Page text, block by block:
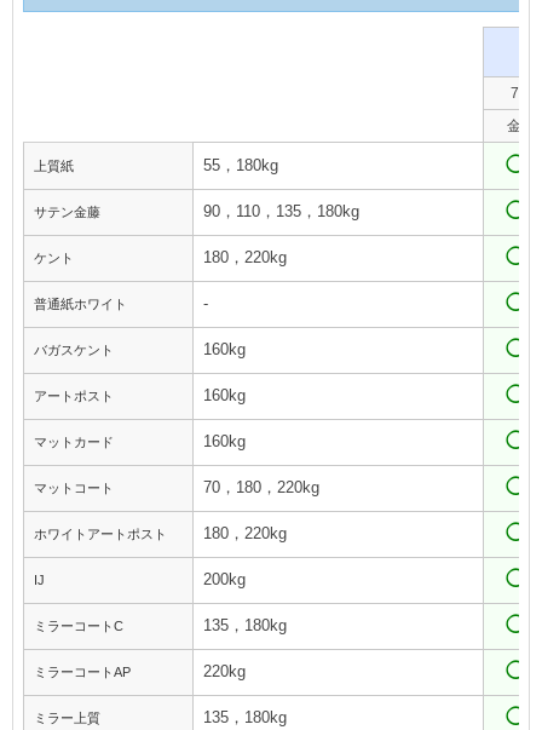
7
金
上質紙 55，180kg ◯
サテン金藤 90，110，135，180kg ◯
ケント 180，220kg ◯
普通紙ホワイト - ◯
バガスケント 160kg ◯
アートポスト 160kg ◯
マットカード 160kg ◯
マットコート 70，180，220kg ◯
ホワイトアートポスト 180，220kg ◯
IJ 200kg ◯
ミラーコートC 135，180kg ◯
ミラーコートAP 220kg ◯
ミラー上質 135，180kg ◯